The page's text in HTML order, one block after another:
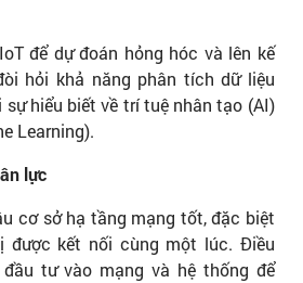
để dự đoán hỏng hóc và lên kế
hỏi khả năng phân tích dữ liệu
hiểu biết về trí tuệ nhân tạo (AI)
Learning).
lực
cơ sở hạ tầng mạng tốt, đặc biệt
được kết nối cùng một lúc. Điều
tư vào mạng và hệ thống để